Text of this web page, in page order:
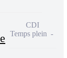
CDI
Temps plein